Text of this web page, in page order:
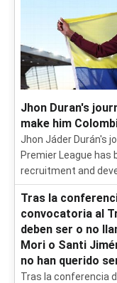
Jhon Duran's
make him
Jhon Jáder Durán's
Premier League has
recruitment and
Tras la
convocatoria al
deben ser o no
Mori o Santi
no han querido
Tras la conferencia